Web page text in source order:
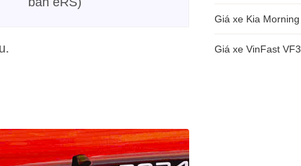
Giá xe Kia Morning
Giá xe VinFast VF3